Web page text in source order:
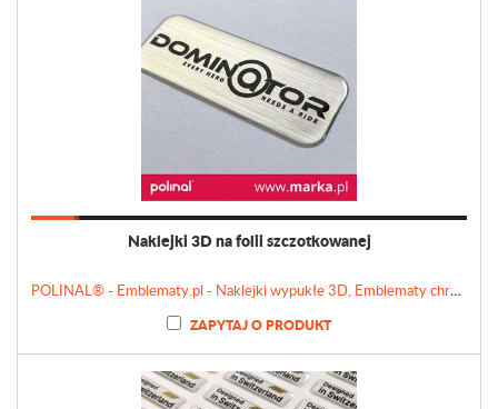
Naklejki 3D na folii szczotkowanej
POLINAL® - Emblematy.pl - Naklejki wypukłe 3D, Emblematy chromowane, Tabliczki, Etykiety
ZAPYTAJ O PRODUKT